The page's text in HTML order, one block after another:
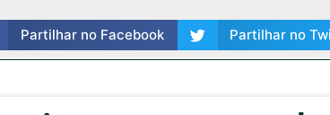
Partilhar no Facebook Partilhar no